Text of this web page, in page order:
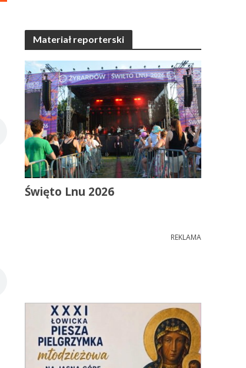
Materiał reporterski
Święto Lnu 2026
REKLAMA